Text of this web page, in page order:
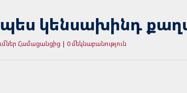
կենսախինդ
Համացանցից | 0 մեկնաբանություն